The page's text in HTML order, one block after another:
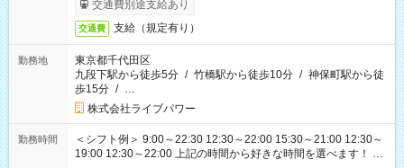
交通費別途支給あり
交通費 支給（規定有り）
勤務地
東京都千代田区
九段下駅から徒歩5分 / 竹橋駅から徒歩10分 / 神保町駅から徒
歩15分 / …
株式会社ライブパワー
勤務時間
＜シフト例＞ 9:00～22:30 12:30～22:00 15:30～21:00 12:30～
19:00 12:30～22:00 上記の時間から好きな時間を選べます！ ※